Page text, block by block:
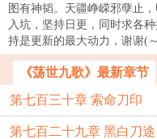
图有神韬。天疆峥嵘邪孽止
入坑，坚持日更，同时求各
持是更新的最大动力，谢谢(
《荡世九歌》最新章节
第七百三十章 索命刀印
第七百二十九章 黑白刀途